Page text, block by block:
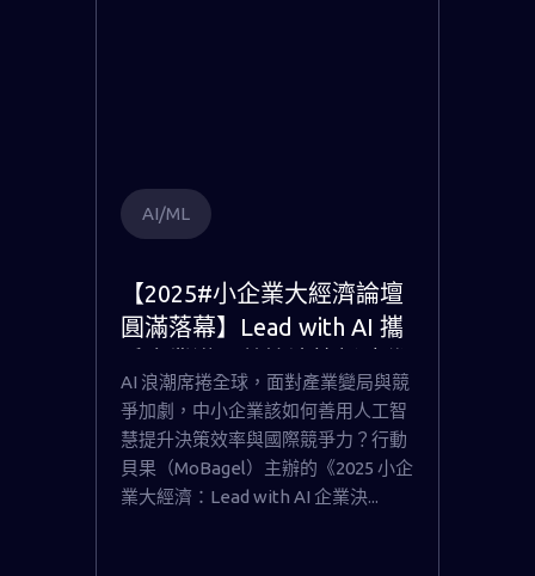
AI/ML
【2025#小企業大經濟論壇
圓滿落幕】Lead with AI 攜
AI 浪潮席捲全球，面對產業變局與競
爭加劇，中小企業該如何善用人工智
慧提升決策效率與國際競爭力？行動
貝果（MoBagel）主辦的《2025 小企
業大經濟：Lead with AI 企業決...